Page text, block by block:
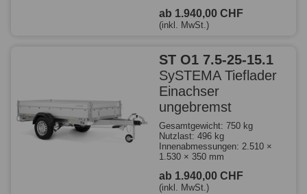
ab 1.940,00 CHF
(inkl. MwSt.)
ST O1 7.5-25-15.1
SySTEMA Tieflader
Einachser
ungebremst
Gesamtgewicht: 750 kg
Nutzlast: 496 kg
Innenabmessungen: 2.510 ×
1.530 × 350 mm
ab 1.940,00 CHF
(inkl. MwSt.)